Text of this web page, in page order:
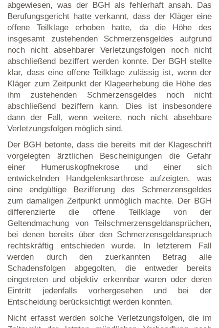
abgewiesen, was der BGH als fehlerhaft ansah. Das
Berufungsgericht hatte verkannt, dass der Kläger eine
offene Teilklage erhoben hatte, da die Höhe des
insgesamt zustehenden Schmerzensgeldes aufgrund
noch nicht absehbarer Verletzungsfolgen noch nicht
abschließend beziffert werden konnte. Der BGH stellte
klar, dass eine offene Teilklage zulässig ist, wenn der
Kläger zum Zeitpunkt der Klageerhebung die Höhe des
ihm zustehenden Schmerzensgeldes noch nicht
abschließend beziffern kann. Dies ist insbesondere
dann der Fall, wenn weitere, noch nicht absehbare
Verletzungsfolgen möglich sind.
Der BGH betonte, dass die bereits mit der Klageschrift
vorgelegten ärztlichen Bescheinigungen die Gefahr
einer Humeruskopfnekrose und einer sich
entwickelnden Handgelenksarthrose aufzeigten, was
eine endgültige Bezifferung des Schmerzensgeldes
zum damaligen Zeitpunkt unmöglich machte. Der BGH
differenzierte die offene Teilklage von der
Geltendmachung von Teilschmerzensgeldansprüchen,
bei denen bereits über den Schmerzensgeldanspruch
rechtskräftig entschieden wurde. In letzterem Fall
werden durch den zuerkannten Betrag alle
Schadensfolgen abgegolten, die entweder bereits
eingetreten und objektiv erkennbar waren oder deren
Eintritt jedenfalls vorhergesehen und bei der
Entscheidung berücksichtigt werden konnten.
Nicht erfasst werden solche Verletzungsfolgen, die im